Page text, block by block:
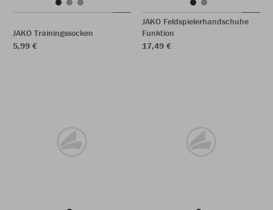
JAKO Trainingssocken
5,99 €
JAKO Feldspielerhandschuhe
Funktion
17,49 €